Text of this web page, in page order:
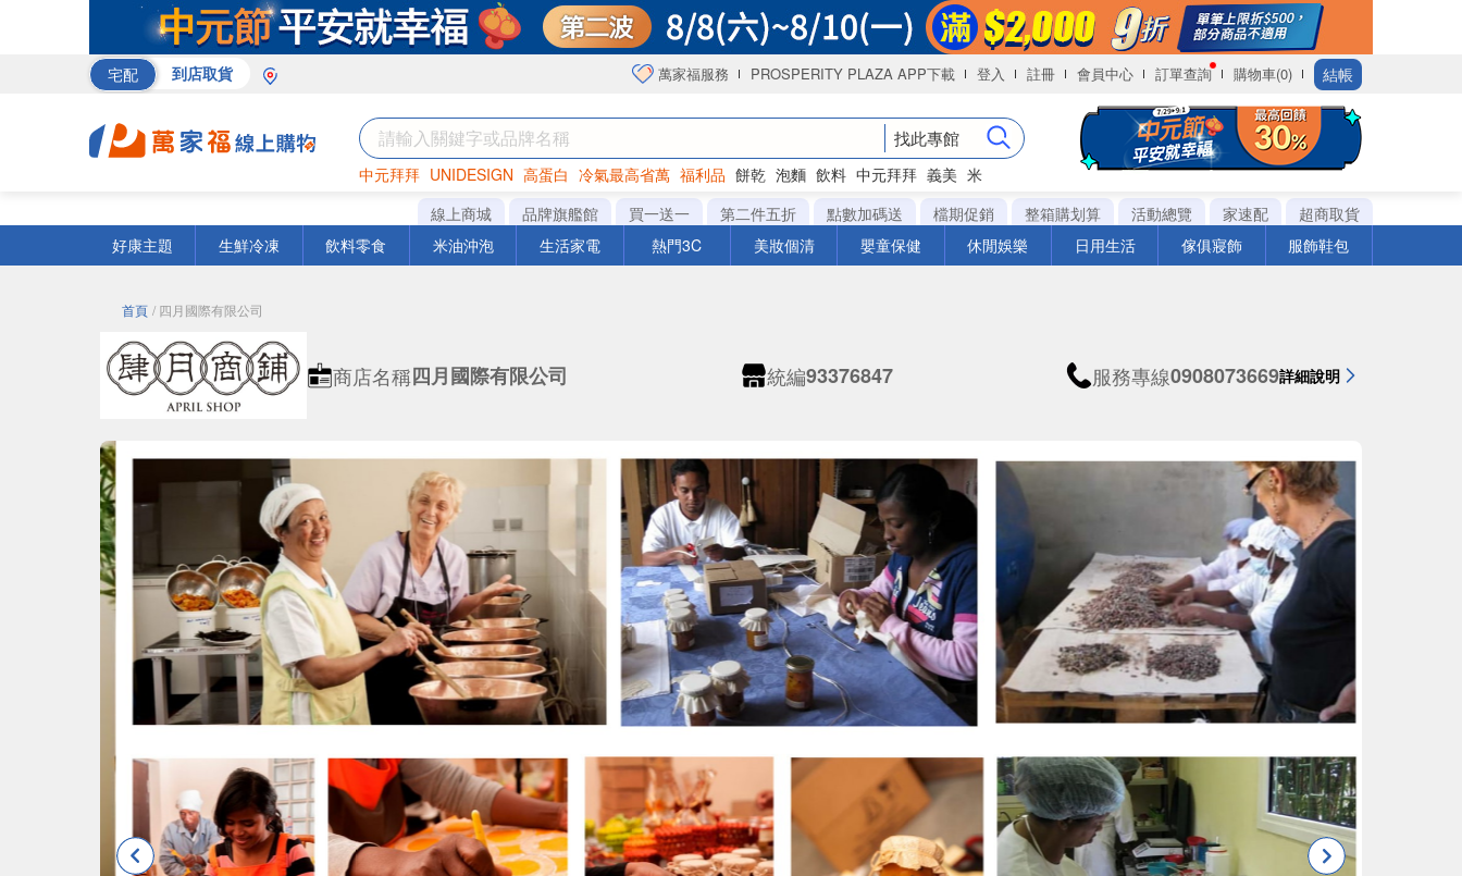
宅配 到店取貨 萬家福服務 PROSPERITY PLAZA APP下載 登入 註冊 會員中心 訂單查詢 購物車(0) 結帳
找此專館
中元拜拜 UNIDESIGN 高蛋白 冷氣最高省萬 福利品 餅乾 泡麵 飲料 中元拜拜 義美 米
罐頭 咖啡 海苔
線上商城 品牌旗艦館 買一送一 第二件五折 點數加碼送 檔期促銷 整箱購划算 活動總覽 家速配
超商取貨
好康主題
生鮮冷凍 飲料零食 米油沖泡 生活家電 熱門3C 美妝個清 嬰童保健 休閒娛樂 日用生活 傢俱寢飾 服飾鞋包
首頁 / 四月國際有限公司
商店名稱四月國際有限公司 統編93376847 服務專線0908073669詳細說明